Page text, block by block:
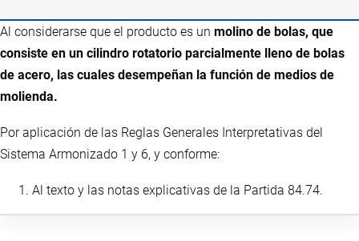
Al considerarse que el producto es un molino de bolas, que
consiste en un cilindro rotatorio parcialmente lleno de bolas
de acero, las cuales desempeñan la función de medios de
molienda.
Por aplicación de las Reglas Generales Interpretativas del
Sistema Armonizado 1 y 6, y conforme:
Al texto y las notas explicativas de la Partida 84.74.